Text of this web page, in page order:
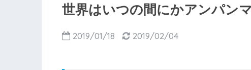
世界はいつの間にかアンパン
2019/01/18 2019/02/04